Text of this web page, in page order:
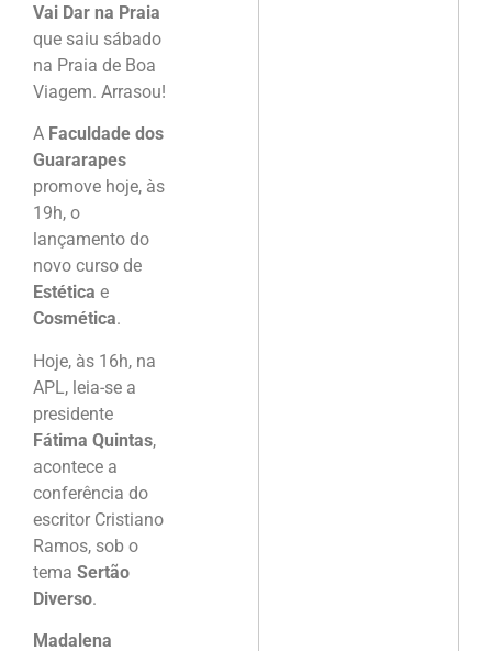
Vai Dar na Praia
que saiu sábado
na Praia de Boa
Viagem. Arrasou!
A Faculdade dos
Guararapes
promove hoje, às
19h, o
lançamento do
novo curso de
Estética e
Cosmética.
Hoje, às 16h, na
APL, leia-se a
presidente
Fátima Quintas,
acontece a
conferência do
escritor Cristiano
Ramos, sob o
tema Sertão
Diverso.
Madalena